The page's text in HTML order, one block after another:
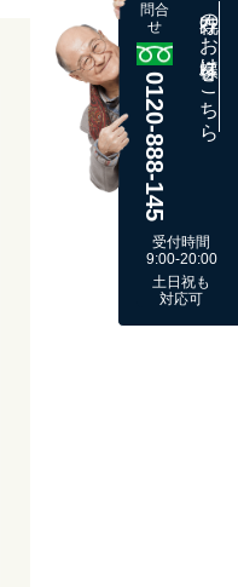
問合
せ
0120-888-145
既存のお客様はこちら
受付時間
9:00-20:00
土日祝も
対応可